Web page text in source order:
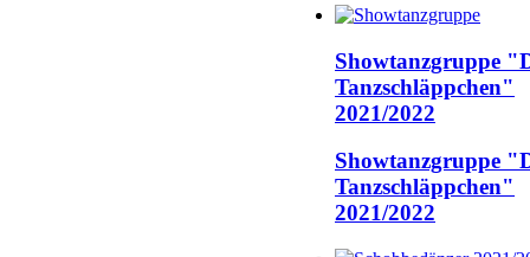
Showtanzgruppe
Tanzschläppchen"
2021/2022
Showtanzgruppe
Tanzschläppchen"
2021/2022